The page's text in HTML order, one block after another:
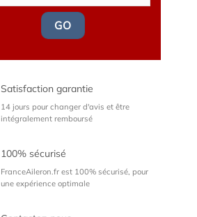
GO
Satisfaction garantie
14 jours pour changer d'avis et être
intégralement remboursé
100% sécurisé
FranceAileron.fr est 100% sécurisé, pour
une expérience optimale